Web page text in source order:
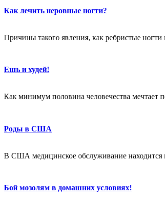
Как лечить неровные ногти?
Причины такого явления, как ребристые
Ешь и худей!
Как минимум половина человечества мечтает
Роды в США
В США медицинское обслуживание находится
Бой мозолям в домашних условиях!